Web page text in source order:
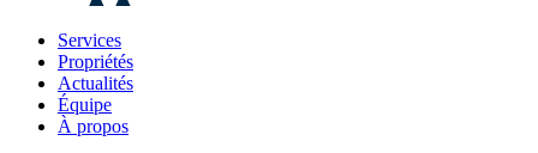
Services
Propriétés
Actualités
Équipe
À propos